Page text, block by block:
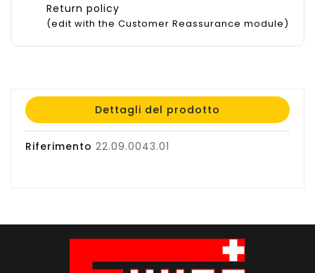
Return policy
(edit with the Customer Reassurance module)
Dettagli del prodotto
Riferimento 22.09.0043.01